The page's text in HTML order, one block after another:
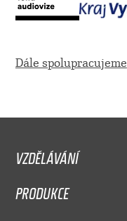
Dále spolupracujeme
VZDĚLÁVÁNÍ
PRODUKCE